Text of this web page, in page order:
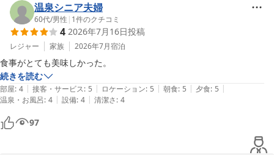
当館の温泉での癒しの時間をお過ごしいただけたこと、大変嬉しく
思います。
さらに快適にお過ごしいただけるよう努力して参ります。
「五感すべてで楽しむ四季」を体現できるよう、日々サービスの向
上を図って参ります。
またのご来館を心よりお待ちしております。
大丸温泉旅館
温泉シニア夫婦
60代/男性 | 1件のクチコミ
4 2026年7月16日投稿
レジャー 家族 2026年7月宿泊
食事がとても美味しかった。
続きを読む
部屋: 4 | 接客・サービス: 5 | ロケーション: 5 | 朝食: 5 | 夕食: 5 |
温泉・お風呂: 4 | 設備: 4 | 清潔さ: 4
97